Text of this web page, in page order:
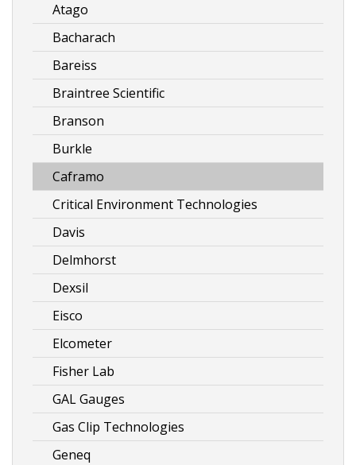
Atago
Bacharach
Bareiss
Braintree Scientific
Branson
Burkle
Caframo
Critical Environment Technologies
Davis
Delmhorst
Dexsil
Eisco
Elcometer
Fisher Lab
GAL Gauges
Gas Clip Technologies
Geneq